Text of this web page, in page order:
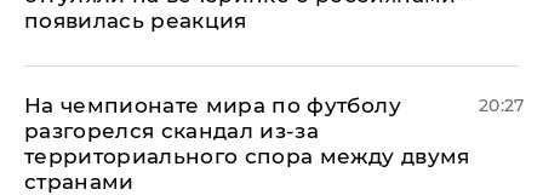
появилась реакция
На чемпионате мира по футболу
разгорелся скандал из-за
территориального спора между двумя
странами
20:27